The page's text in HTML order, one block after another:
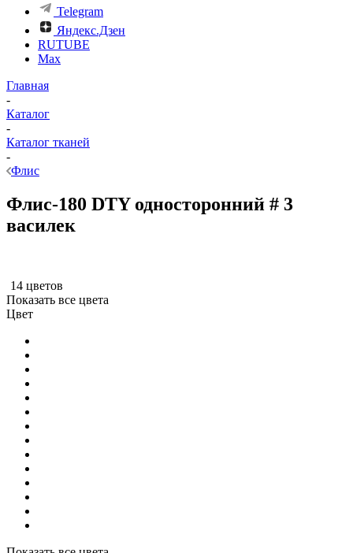
Telegram
Яндекс.Дзен
RUTUBE
Max
Главная
-
Каталог
-
Каталог тканей
-
Флис
Флис-180 DTY односторонний # 3
василек
14 цветов
Показать все цвета
Цвет